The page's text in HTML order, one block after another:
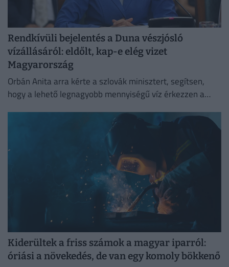
Rendkívüli bejelentés a Duna vészjósló
vízállásáról: eldőlt, kap-e elég vizet
Magyarország
Orbán Anita arra kérte a szlovák minisztert, segítsen,
hogy a lehető legnagyobb mennyiségű víz érkezzen a
Kiderültek a friss számok a magyar iparról:
óriási a növekedés, de van egy komoly bökkenő